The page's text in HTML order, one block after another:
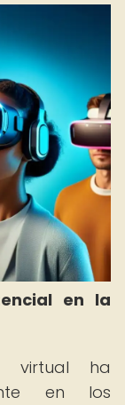
en la
virtual ha
en los